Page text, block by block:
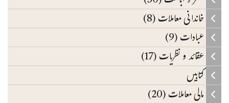
خاندانی معاملات (8)
عبادات (9)
عقائد و نظریات (17)
کتابیں
مالی معاملات (20)